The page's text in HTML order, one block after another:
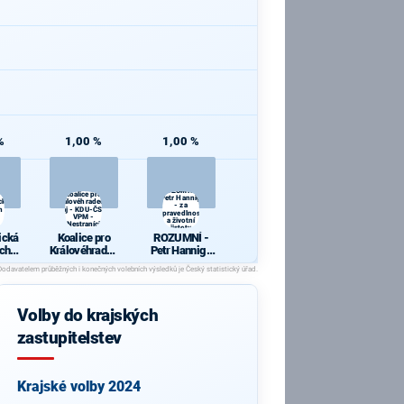
a
a
1,00 %
Koalice pro
Královéhradecký
kraj - KDU-ČSL -
VPM -
Nestraníci
Koalice pro
Královéhradec
ký kraj - KDU-
ČSL - VPM -
Nestraníci
1,00 %
ROZUMNÍ -
Petr Hannig
- za
spravedlnost
a životní
jistoty
ROZUMNÍ -
Petr Hannig -
za
spravedlnost
a životní
Volby do krajských
zastupitelstev
Krajské volby 2024